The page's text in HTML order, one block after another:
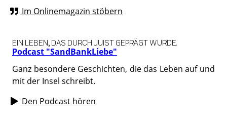
Im Onlinemagazin stöbern
Podcast "SandBankLiebe"
EIN LEBEN, DAS DURCH JUIST GEPRÄGT WURDE.
Ganz besondere Geschichten, die das Leben auf und
mit der Insel schreibt.
Den Podcast hören